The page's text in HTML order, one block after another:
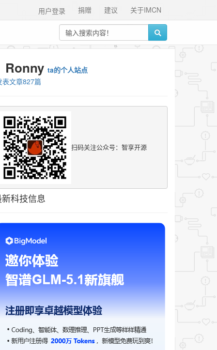
关于IMCN
建议
捐赠
用户登录
Ronny ta的个人站点
表文章827篇
扫码关注公众号：智享开源
科技信息